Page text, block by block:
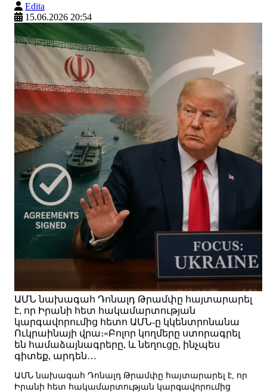
Edita
15.06.2026 20:54
ԱՄՆ նախագահ Դոնալդ Թրամփը հայտարարել
է, որ Իրանի հետ հակամարտության
կարգավորումից հետո ԱՄՆ-ը կկենտրոնանա
Ուկրաինայի վրա։«Բոլոր կողմերը ստորագրել
են համաձայնագրերը, և նեղուցը, ինչպես
գիտեք, արդեն…
ԱՄՆ նախագահ Դոնալդ Թրամփը հայտարարել է, որ
Իրանի հետ հակամարտության կարգավորումից